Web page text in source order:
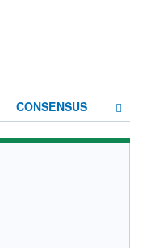
CONSENSUS